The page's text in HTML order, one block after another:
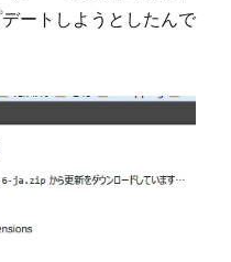
ートしようとしたんで